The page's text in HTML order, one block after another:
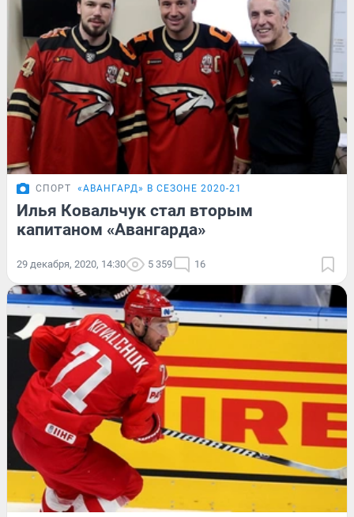
СПОРТ «АВАНГАРД» В СЕЗОНЕ 2020-21
Илья Ковальчук стал вторым
капитаном «Авангарда»
29 декабря, 2020, 14:30 5 359 16